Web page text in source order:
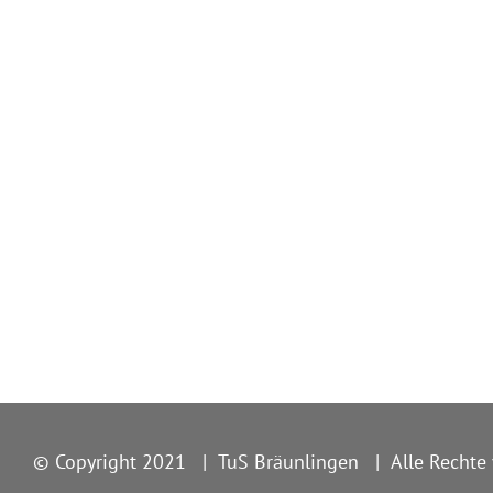
© Copyright 2021 | TuS Bräunlingen | Alle